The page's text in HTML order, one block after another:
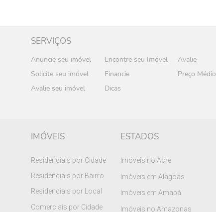
SERVIÇOS
Anuncie seu imóvel Encontre seu Imóvel
Avalie
Solicite seu imóvel
Financie
Preço Médio
Avalie seu imóvel
Dicas
IMÓVEIS
Residenciais por Cidade
Residenciais por Bairro
Residenciais por Local
Comerciais por Cidade
ESTADOS
Imóveis no Acre
Imóveis em Alagoas
Imóveis em Amapá
Imóveis no Amazonas